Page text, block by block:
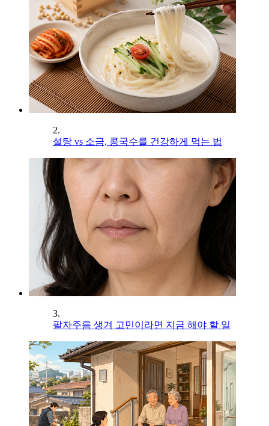
2.
설탕 vs 소금, 콩국수를 건강하게 먹는 법
3.
팔자주름 생겨 고민이라면 지금 해야 할 일